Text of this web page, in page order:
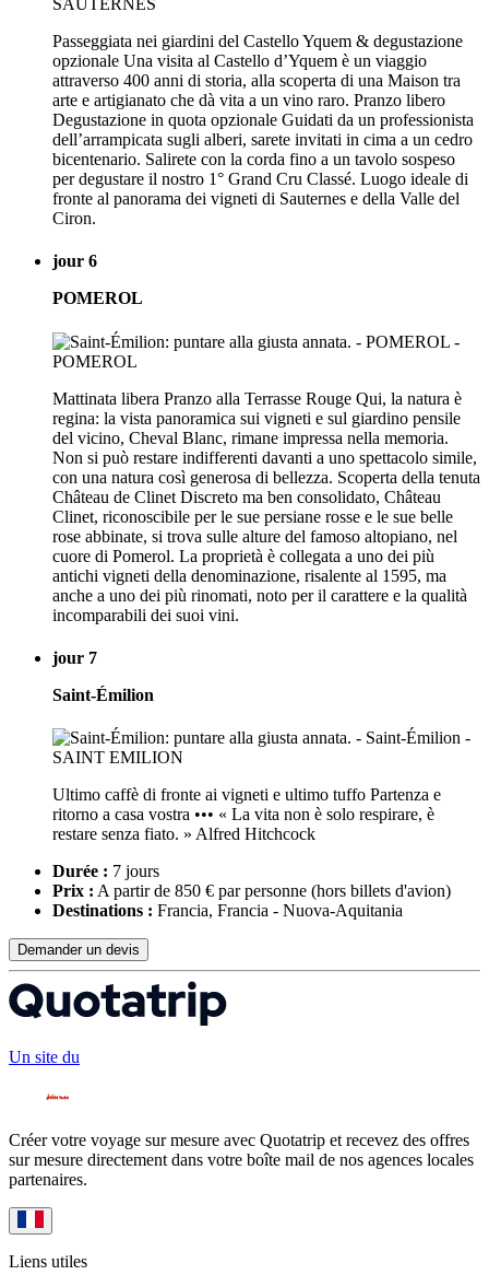
Passeggiata nei giardini del Castello Yquem & degustazione
opzionale Una visita al Castello d’Yquem è un viaggio
attraverso 400 anni di storia, alla scoperta di una Maison tra
arte e artigianato che dà vita a un vino raro. Pranzo libero
Degustazione in quota opzionale Guidati da un professionista
dell’arrampicata sugli alberi, sarete invitati in cima a un cedro
bicentenario. Salirete con la corda fino a un tavolo sospeso
per degustare il nostro 1° Grand Cru Classé. Luogo ideale di
fronte al panorama dei vigneti di Sauternes e della Valle del
Ciron.
jour 6
POMEROL
Mattinata libera Pranzo alla Terrasse Rouge Qui, la natura è
regina: la vista panoramica sui vigneti e sul giardino pensile
del vicino, Cheval Blanc, rimane impressa nella memoria.
Non si può restare indifferenti davanti a uno spettacolo simile,
con una natura così generosa di bellezza. Scoperta della tenuta
Château de Clinet Discreto ma ben consolidato, Château
Clinet, riconoscibile per le sue persiane rosse e le sue belle
rose abbinate, si trova sulle alture del famoso altopiano, nel
cuore di Pomerol. La proprietà è collegata a uno dei più
antichi vigneti della denominazione, risalente al 1595, ma
anche a uno dei più rinomati, noto per il carattere e la qualità
incomparabili dei suoi vini.
jour 7
Saint-Émilion
Ultimo caffè di fronte ai vigneti e ultimo tuffo Partenza e
ritorno a casa vostra ••• « La vita non è solo respirare, è
restare senza fiato. » Alfred Hitchcock
Durée : 7 jours
Prix : A partir de 850 € par personne (hors billets d'avion)
Destinations : Francia, Francia - Nuova-Aquitania
Demander un devis
Un site du
Créer votre voyage sur mesure avec Quotatrip et recevez des offres
sur mesure directement dans votre boîte mail de nos agences locales
partenaires.
Liens utiles